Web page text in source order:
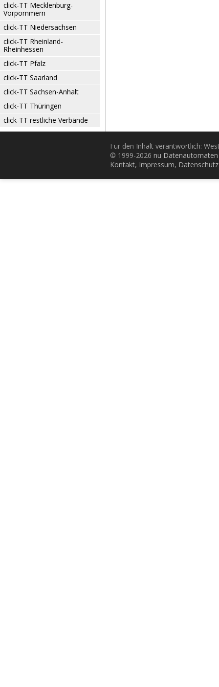
click-TT Mecklenburg-
Vorpommern
click-TT Niedersachsen
click-TT Rheinland-
Rheinhessen
click-TT Pfalz
click-TT Saarland
click-TT Sachsen-Anhalt
click-TT Thüringen
click-TT restliche Verbände
Für den Inhalt verantwortlich:
© 1999-2026 nu
Kontakt, Impressum, Datenschutz